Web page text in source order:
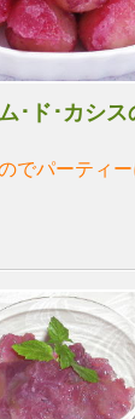
･ド･カシス
でパーティ